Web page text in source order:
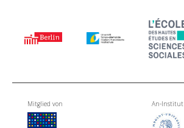
Mitglied von An-Institut